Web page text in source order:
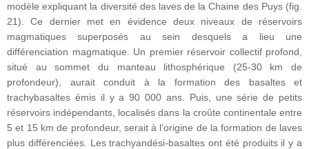
modèle expliquant la diversité des laves de la Chaine des Puys (fig.
21). Ce dernier met en évidence deux niveaux de réservoirs
magmatiques superposés au sein desquels a lieu une
différenciation magmatique. Un premier réservoir collectif profond,
situé au sommet du manteau lithosphérique (25-30 km de
profondeur), aurait conduit à la formation des basaltes et
trachybasaltes émis il y a 90 000 ans. Puis, une série de petits
réservoirs indépendants, localisés dans la croûte continentale entre
5 et 15 km de profondeur, serait à l’origine de la formation de laves
plus différenciées. Les trachyandési-basaltes ont été produits il y a